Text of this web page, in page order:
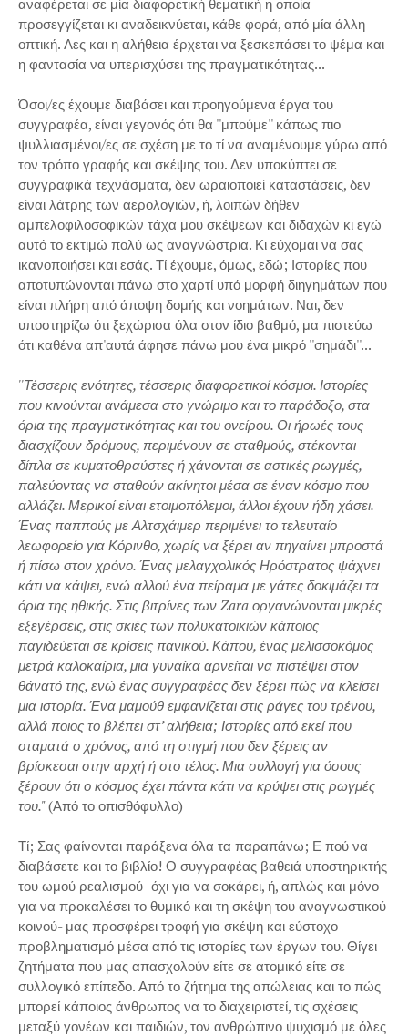
αναφέρεται σε μία διαφορετική θεματική η οποία
προσεγγίζεται κι αναδεικνύεται, κάθε φορά, από μία άλλη
οπτική. Λες και η αλήθεια έρχεται να ξεσκεπάσει το ψέμα και
η φαντασία να υπερισχύσει της πραγματικότητας...
Όσοι/ες έχουμε διαβάσει και προηγούμενα έργα του
συγγραφέα, είναι γεγονός ότι θα ''μπούμε'' κάπως πιο
ψυλλιασμένοι/ες σε σχέση με το τί να αναμένουμε γύρω από
τον τρόπο γραφής και σκέψης του. Δεν υποκύπτει σε
συγγραφικά τεχνάσματα, δεν ωραιοποιεί καταστάσεις, δεν
είναι λάτρης των αερολογιών, ή, λοιπών δήθεν
αμπελοφιλοσοφικών τάχα μου σκέψεων και διδαχών κι εγώ
αυτό το εκτιμώ πολύ ως αναγνώστρια. Κι εύχομαι να σας
ικανοποιήσει και εσάς. Τί έχουμε, όμως, εδώ; Ιστορίες που
αποτυπώνονται πάνω στο χαρτί υπό μορφή διηγημάτων που
είναι πλήρη από άποψη δομής και νοημάτων. Ναι, δεν
υποστηρίζω ότι ξεχώρισα όλα στον ίδιο βαθμό, μα πιστεύω
ότι καθένα απ'αυτά άφησε πάνω μου ένα μικρό ''σημάδι''...
''Τέσσερις ενότητες, τέσσερις διαφορετικοί κόσμοι. Ιστορίες
που κινούνται ανάμεσα στο γνώριμο και το παράδοξο, στα
όρια της πραγματικότητας και του ονείρου. Οι ήρωές τους
διασχίζουν δρόμους, περιμένουν σε σταθμούς, στέκονται
δίπλα σε κυματοθραύστες ή χάνονται σε αστικές ρωγμές,
παλεύοντας να σταθούν ακίνητοι μέσα σε έναν κόσμο που
αλλάζει. Μερικοί είναι ετοιμοπόλεμοι, άλλοι έχουν ήδη χάσει.
Ένας παππούς με Αλτσχάιμερ περιμένει το τελευταίο
λεωφορείο για Κόρινθο, χωρίς να ξέρει αν πηγαίνει μπροστά
ή πίσω στον χρόνο. Ένας μελαγχολικός Ηρόστρατος ψάχνει
κάτι να κάψει, ενώ αλλού ένα πείραμα με γάτες δοκιμάζει τα
όρια της ηθικής. Στις βιτρίνες των Zara οργανώνονται μικρές
εξεγέρσεις, στις σκιές των πολυκατοικιών κάποιος
παγιδεύεται σε κρίσεις πανικού. Κάπου, ένας μελισσοκόμος
μετρά καλοκαίρια, μια γυναίκα αρνείται να πιστέψει στον
θάνατό της, ενώ ένας συγγραφέας δεν ξέρει πώς να κλείσει
μια ιστορία. Ένα μαμούθ εμφανίζεται στις ράγες του τρένου,
αλλά ποιος το βλέπει στ’ αλήθεια; Ιστορίες από εκεί που
σταματά ο χρόνος, από τη στιγμή που δεν ξέρεις αν
βρίσκεσαι στην αρχή ή στο τέλος. Μια συλλογή για όσους
ξέρουν ότι ο κόσμος έχει πάντα κάτι να κρύψει στις ρωγμές
του."(Από το οπισθόφυλλο)
Τί; Σας φαίνονται παράξενα όλα τα παραπάνω; Ε πού να
διαβάσετε και το βιβλίο! Ο συγγραφέας βαθειά υποστηρικτής
του ωμού ρεαλισμού -όχι για να σοκάρει, ή, απλώς και μόνο
για να προκαλέσει το θυμικό και τη σκέψη του αναγνωστικού
κοινού- μας προσφέρει τροφή για σκέψη και εύστοχο
προβληματισμό μέσα από τις ιστορίες των έργων του. Θίγει
ζητήματα που μας απασχολούν είτε σε ατομικό είτε σε
συλλογικό επίπεδο. Από το ζήτημα της απώλειας και το πώς
μπορεί κάποιος άνθρωπος να το διαχειριστεί, τις σχέσεις
μεταξύ γονέων και παιδιών, τον ανθρώπινο ψυχισμό με όλες